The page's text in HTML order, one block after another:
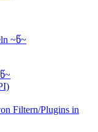
~წ~
Filtern/Plugins in